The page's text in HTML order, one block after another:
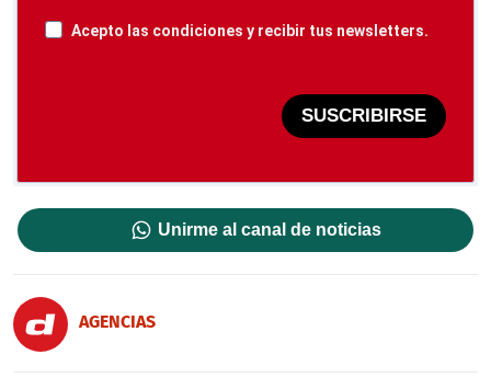
Acepto las condiciones y recibir tus newsletters.
SUSCRIBIRSE
Unirme al canal de noticias
AGENCIAS